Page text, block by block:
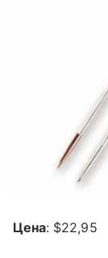
Цена: $22,95